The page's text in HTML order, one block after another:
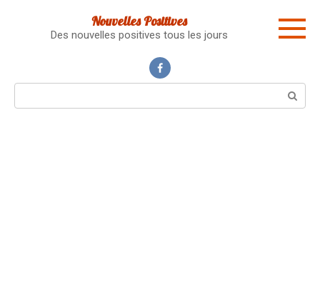
Nouvelles Positives
Des nouvelles positives tous les jours